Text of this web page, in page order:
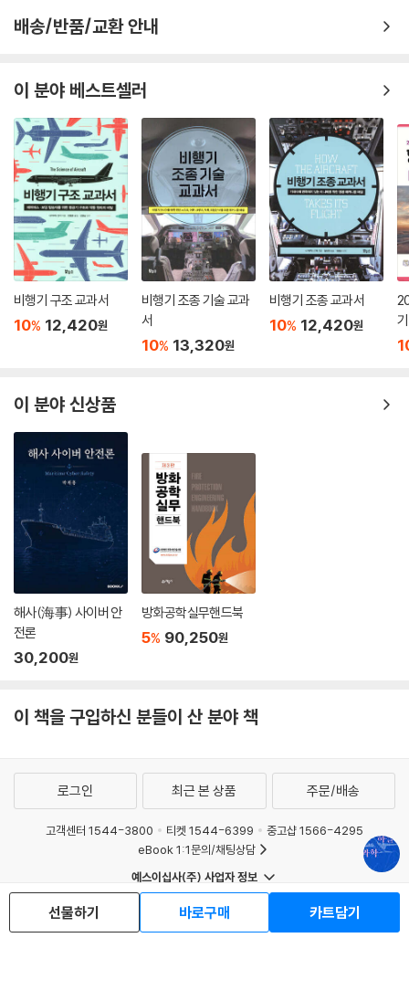
기들이 가득하다. 인가 서류가 없으면 접근조차 불가능한 조종실에서 혹시
라도 발생할지 모르는 식중독을 막기 위해 기장과 부기장이 서로 다른 식
긴장의 연속인 조종사의 세계를 느낄 수 있다.
2부 「항공기, 이륙에서 착륙까지」는 땅을 박차고 날아오르는 이륙, 항공기
가 하늘에서 행하는 순항 비행과 선회 비행, 마지막으로 지상에 내려앉는
착륙까지 비행의 전 과정을 한눈에 파악할 수 있도록 쓰였다. 수백 명의 목
숨을 앗아가는 사고를 낳을 수도 있는 이륙 결심 속도와 항공기의 착륙을
좌우하는 접근 속도, 접지 속도의 개념을 다양한 삽화와 함께 살펴보면서
비행의 단계별로 항공기에 수학과 물리학이 어떻게 적용되는지를 깨달을
수 있다. 더 나아가 공중에서 항공기에 작용하는 네 가지 힘인 양력, 중력,
추력, 항력을 살펴보며 비행의 원리도 이해할 수 있다.
3부 「비행의 성패를 좌우하는 과학 원리들」에서는 비행이 성공하기 위해
항공기가 갖추어야 하는 사항과 이를 좌우하는 과학 원리를 살펴본다. 속
지, 비행 소음은 어떻게 측정되는지, 항공기는 바람이 불 때 어떻게 착륙하
는지 등의 궁금증을 풀게 될 것이다. 보잉 737과 에어버스 A380을 사진
으로 비교하며 항공기가 커질수록 기체와 날개의 비율이 달라지는 모습을
실제로 확인하는 즐거움도 있다.
4부 「발전하는 항공기 속 첨단 과학」에서 독자는 계속해서 발전하는 항공
기의 주요 장비와 이들이 작동하는 이론적 바탕을 확인할 기회를 얻게 된
다. 삼각 함수와 미적분, 확률에 관한 지식을 쌓으며 착륙 장치, 자동 조종
장치, 관성 기준 시스템처럼 그 모습을 상상할 수밖에 없었던 장치들을 이
해할 수 있다. 목적지까지 자동으로 운항하고 착륙하는, 마치 마법처럼 보
이는 이 과정에 사실은 선형 대수의 행렬과 벡터 공간 수학이 작용하고 있
음을 알아보자.
나가는 항공 우주 과학을 다룬다. 20세기 초 미국과 소련 두 강대국의 우주
올릴 위치를 어떻게 결정하는지 살펴보자. 비행에 대한 지식이 하늘 밖으
로까지 확장될 것이다.
항공 우주 과학을 이끌어 갈 미래 인재를 위해
장조원 교수는 독자들이 첨단 과학의 산물인 비행기의 매력에 흠뻑 빠지고
비행기를 매개로 수학과 물리학에서 즐거움을 찾기를 바라며 『하늘의 과
학』을 집필했다. 어린 시절 자신이 장난감 조립 비행기를 분해하고 조립하
고 망가뜨리면서 꿈을 키웠던 것처럼, 그는 『하늘의 과학』이 미래에 항공
배송/반품/교환 안내
이 분야 베스트셀러
비행기 구조 교과서
10% 12,420원
비행기 조종 기술 교과
서
10% 13,320원
비행기 조종 교과서
10% 12,420원
기
이 분야 신상품
해사(海事) 사이버 안
전론
30,200원
방화공학실무핸드북
5% 90,250원
이 책을 구입하신 분들이 산 분야 책
선물하기 바로구매 카트담기
로그인 최근 본 상품 주문/배송
고객센터 1544-3800 티켓 1544-6399
중고샵 1566-4295
eBook 1:1문의/채팅상담
예스이십사(주) 사업자 정보
이용약관
개인정보처리방침
청소년보호정책
회사소개
거래처관계자께